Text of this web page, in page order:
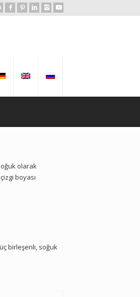
olarak
boyası
birleşenli, soğuk